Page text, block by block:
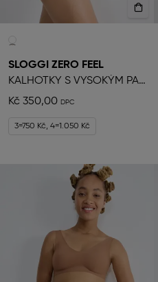
SLOGGI ZERO FEEL
KALHOTKY S VYSOKÝM PASEM
Kč 350,00
3=750 Kč, 4=1.050 Kč